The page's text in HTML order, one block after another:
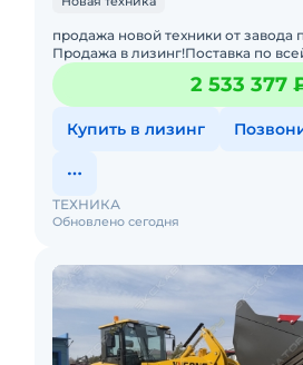
продажа новой техники от завода
Продажа в лизинг!Поставка по
Фронтальный погрузчик Yugong
усовершенствованная техника, ис
2 533 377
Купить в лизинг
Обновлено сегодня
ТЕХНИКА